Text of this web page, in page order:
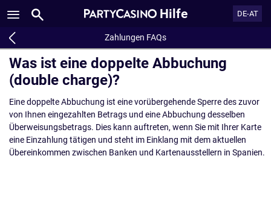
Hilfe DE-AT
Zahlungen FAQs
Was ist eine doppelte Abbuchung
(double charge)?
Eine doppelte Abbuchung ist eine vorübergehende Sperre des zuvor
von Ihnen eingezahlten Betrags und eine Abbuchung desselben
Überweisungsbetrags. Dies kann auftreten, wenn Sie mit Ihrer Karte
eine Einzahlung tätigen und steht im Einklang mit dem aktuellen
Übereinkommen zwischen Banken und Kartenausstellern in Spanien.